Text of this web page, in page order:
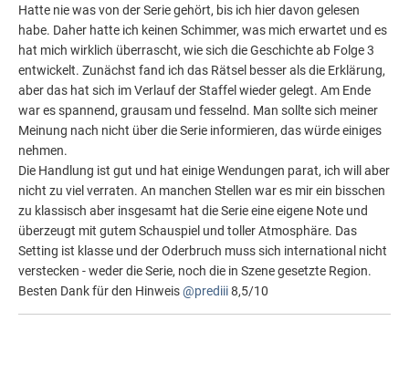
Hatte nie was von der Serie gehört, bis ich hier davon gelesen
habe. Daher hatte ich keinen Schimmer, was mich erwartet und es
hat mich wirklich überrascht, wie sich die Geschichte ab Folge 3
entwickelt. Zunächst fand ich das Rätsel besser als die Erklärung,
aber das hat sich im Verlauf der Staffel wieder gelegt. Am Ende
war es spannend, grausam und fesselnd. Man sollte sich meiner
Meinung nach nicht über die Serie informieren, das würde einiges
nehmen.
Die Handlung ist gut und hat einige Wendungen parat, ich will aber
nicht zu viel verraten. An manchen Stellen war es mir ein bisschen
zu klassisch aber insgesamt hat die Serie eine eigene Note und
überzeugt mit gutem Schauspiel und toller Atmosphäre. Das
Setting ist klasse und der Oderbruch muss sich international nicht
verstecken - weder die Serie, noch die in Szene gesetzte Region.
Besten Dank für den Hinweis@prediii8,5/10